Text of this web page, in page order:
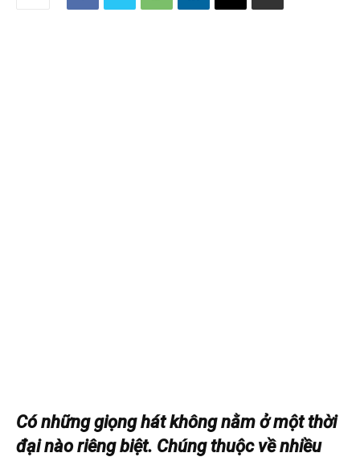
Có những giọng hát không nằm ở một thời
đại nào riêng biệt. Chúng thuộc về nhiều